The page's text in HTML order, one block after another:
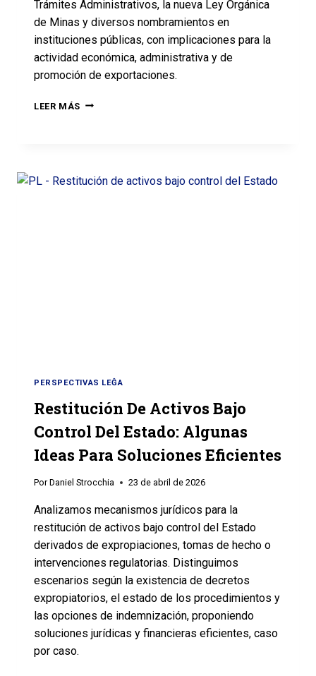
Trámites Administrativos, la nueva Ley Orgánica
de Minas y diversos nombramientos en
instituciones públicas, con implicaciones para la
actividad económica, administrativa y de
promoción de exportaciones.
LEER MÁS
PERSPECTIVAS LEĜA
Restitución De Activos Bajo
Control Del Estado: Algunas
Ideas Para Soluciones Eficientes
Por Daniel Strocchia 23 de abril de 2026
Analizamos mecanismos jurídicos para la
restitución de activos bajo control del Estado
derivados de expropiaciones, tomas de hecho o
intervenciones regulatorias. Distinguimos
escenarios según la existencia de decretos
expropiatorios, el estado de los procedimientos y
las opciones de indemnización, proponiendo
soluciones jurídicas y financieras eficientes, caso
por caso.